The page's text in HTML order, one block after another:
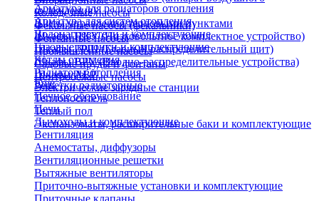
Колодезные насосы
Фекальные насосы (фекальники)
Фонтанные насосы
Промышленные насосы
Садовые пруды и фонтаны
Центробежные насосы
охлаждения)
Щиты управления тепловыми пунктами
Шкафы НКУ (Низковольтное комплектное устройство)
Шкафы ГРЩ (Главный распределительный щит)
Шкафы ВРУ (Вводно-распределительные устройства)
Шкафы АВР
Электрические зарядные станции
Арматура для радиаторов отопления
Арматура для систем отопления
Водонагреватели и комплектующие
Газовые колонки и комплектующие
Котлы отопления
Радиаторы отопления
Решетки радиаторные
Теплоноситель
Теплый пол
Экспанзоматы, расширительные баки и комплектующие
Еще
Печное оборудование
Печи
Дымоходы и комплектующие
Вентиляция
Анемостаты, диффузоры
Вентиляционные решетки
Вытяжные вентиляторы
Приточно-вытяжные установки и комплектующие
Приточные клапаны